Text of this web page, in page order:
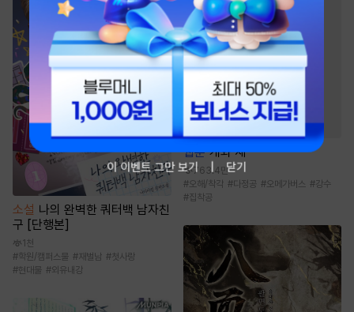
소설 나의 완벽한 쿼터백 남자친
구 [단행본]
1천
#학원/캠퍼스물 # 재벌남 #첫사랑
#현대물 #외유내강
웹툰 개와 새
763.4만
#오해/착각 #다정공 #오메가버스 #강수
#집착공
이 이벤트 그만 보기 닫기